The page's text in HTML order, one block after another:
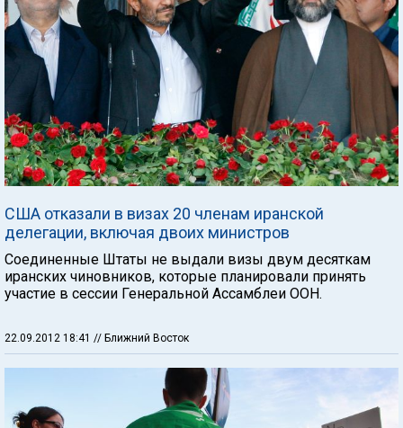
США отказали в визах 20 членам иранской
делегации, включая двоих министров
Соединенные Штаты не выдали визы двум десяткам
иранских чиновников, которые планировали принять
участие в сессии Генеральной Ассамблеи ООН.
22.09.2012 18:41 // Ближний Восток